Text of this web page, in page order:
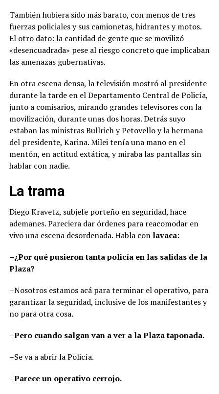
También hubiera sido más barato, con menos de tres
fuerzas policiales y sus camionetas, hidrantes y motos.
El otro dato: la cantidad de gente que se movilizó
«desencuadrada» pese al riesgo concreto que implicaban
las amenazas gubernativas.
En otra escena densa, la televisión mostró al presidente
durante la tarde en el Departamento Central de Policía,
junto a comisarios, mirando grandes televisores con la
movilización, durante unas dos horas. Detrás suyo
estaban las ministras Bullrich y Petovello y la hermana
del presidente, Karina. Milei tenía una mano en el
mentón, en actitud extática, y miraba las pantallas sin
hablar con nadie.
La trama
Diego Kravetz, subjefe porteño en seguridad, hace
ademanes. Pareciera dar órdenes para reacomodar en
vivo una escena desordenada. Habla con lavaca:
–¿Por qué pusieron tanta policía en las salidas de la
Plaza?
–Nosotros estamos acá para terminar el operativo, para
garantizar la seguridad, inclusive de los manifestantes y
no para otra cosa.
–Pero cuando salgan van a ver a la Plaza taponada.
–Se va a abrir la Policía.
–Parece un operativo cerrojo.